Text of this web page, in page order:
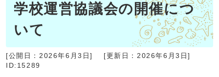
学校運営協議会の開催につ
いて
[公開日： 2026年6月3日] [更新日： 2026年6月3日]
ID:15289